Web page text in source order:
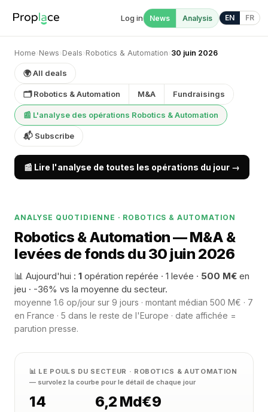
Log in News Analysis EN FR
Home› News› Deals› Robotics & Automation› 30 juin 2026
🌍 All deals
🗂 Robotics & Automation M&A Fundraisings
📰 L'analyse des opérations Robotics & Automation
📬 Subscribe
📰 Lire l'analyse de toutes les opérations du jour →
ANALYSE QUOTIDIENNE · ROBOTICS & AUTOMATION
Robotics & Automation — M&A &
levées de fonds du 30 juin 2026
📊 Aujourd'hui : 1 opération repérée · 1 levée · 500 M€ en
jeu · -36% vs la moyenne du secteur.
moyenne 1.6 op/jour sur 9 jours · montant médian 500 M€ · 7
en France · 5 dans le reste de l'Europe · date affichée =
parution presse.
📊 LE POULS DU SECTEUR · ROBOTICS & AUTOMATION
— survolez la courbe pour le détail de chaque jour
14 6,2 Md€9